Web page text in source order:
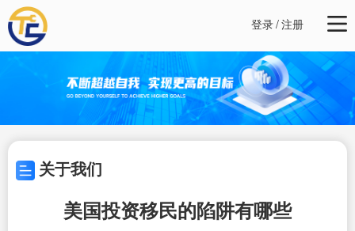
登录/注册
关于我们
美国投资移民的陷阱有哪些